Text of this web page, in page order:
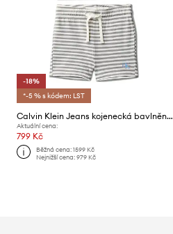
-18%
*-5 % s kódem: LST
Calvin Klein Jeans kojenecká bavlněná souprava
Aktuální cena:
799 Kč
Běžná cena:1599 Kč
Nejnižší cena:979 Kč